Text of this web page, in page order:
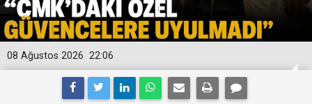
22:06
08 Ağustos 2026